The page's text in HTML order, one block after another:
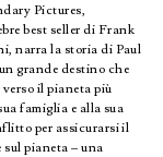
Pictures,
best seller di Frank
narra la storia di Paul
grande destino che
il pianeta più
famiglia e alla sua
per assicurarsi il
pianeta – una